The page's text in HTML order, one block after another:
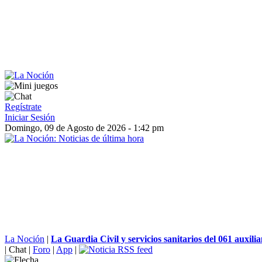
Regístrate
Iniciar Sesión
Domingo, 09 de Agosto de 2026 - 1:42 pm
La Noción | La Guardia Civil y servicios sanitarios del 061
| Chat | Foro | App |